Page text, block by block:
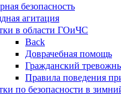
безопасность
агитация
в области ГОиЧС
Back
Доврачебная помощь
Гражданский
Правила поведения
по безопасности в